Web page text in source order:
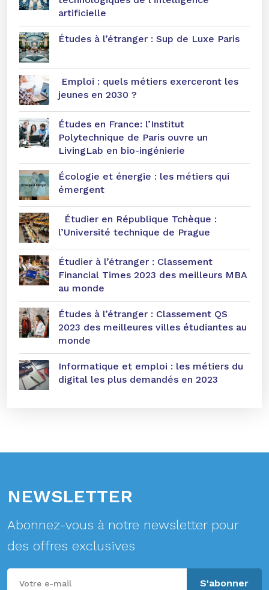
artificielle
Études à l’étranger : Sup de Luxe Paris
Emploi : quels métiers exerceront les
jeunes en 2030 ?
Études en France: l’Institut
Polytechnique de Paris ouvre un
LivingLab en bio-ingénierie
Écologie et énergie : les métiers qui
émergent
Étudier en République Tchèque :
l’Université technique de Prague
Étudier à l’étranger : Classement
Financial Times 2023 des meilleurs MBA
au monde
Études à l’étranger : Classement QS
2023 des meilleures villes étudiantes au
monde
Informatique et emploi : les métiers du
digital les plus demandés en 2023
NEWSLETTER
Abonnez-vous à notre newsletter pour
des offres exclusives
S'abonner